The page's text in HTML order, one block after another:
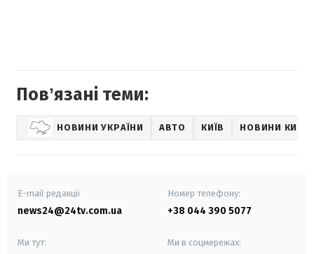
Повʼязані теми:
НОВИНИ УКРАЇНИ АВТО КИЇВ НОВИНИ
E-mail редакції
news24@24tv.com.ua
Номер телефону:
+38 044 390 5077
Ми тут: Ми в соцмережах: